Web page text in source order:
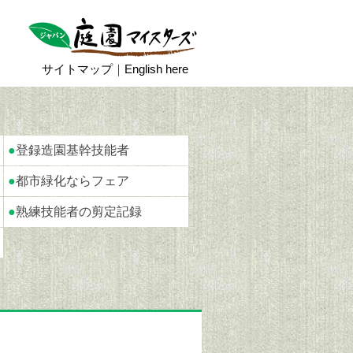
サイトマップ｜ English here
●登録造園基幹技能者
●都市緑化ならフェア
●熟練技能者の剪定記録